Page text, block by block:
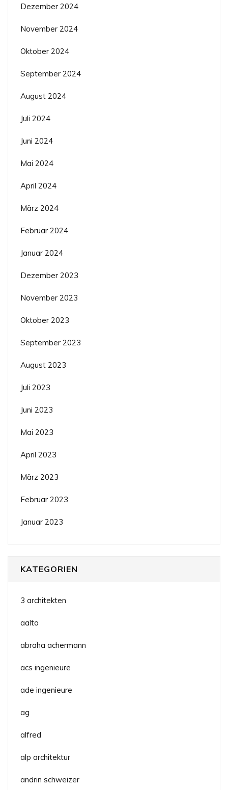
Dezember 2024
November 2024
Oktober 2024
September 2024
August 2024
Juli 2024
Juni 2024
Mai 2024
April 2024
März 2024
Februar 2024
Januar 2024
Dezember 2023
November 2023
Oktober 2023
September 2023
August 2023
Juli 2023
Juni 2023
Mai 2023
April 2023
März 2023
Februar 2023
Januar 2023
KATEGORIEN
3 architekten
aalto
abraha achermann
acs ingenieure
ade ingenieure
ag
alfred
alp architektur
andrin schweizer